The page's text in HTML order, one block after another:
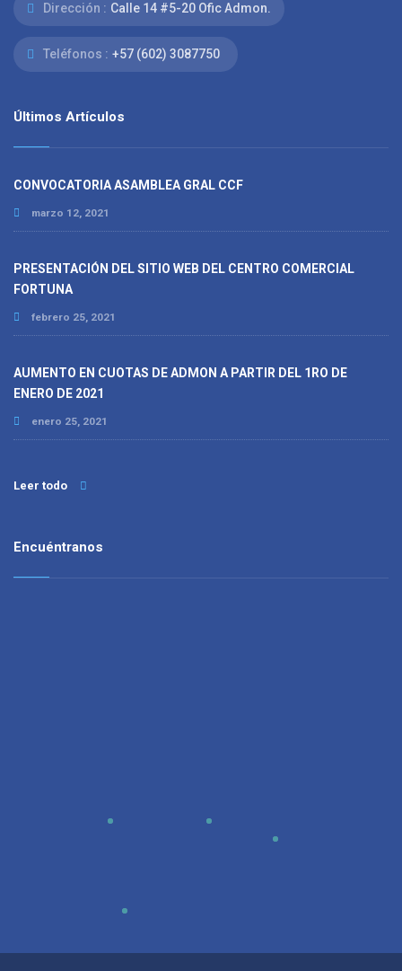
Dirección : Calle 14 #5-20 Ofic Admon.
Teléfonos : +57 (602) 3087750
Últimos Artículos
CONVOCATORIA ASAMBLEA GRAL CCF
marzo 12, 2021
PRESENTACIÓN DEL SITIO WEB DEL CENTRO COMERCIAL
FORTUNA
febrero 25, 2021
AUMENTO EN CUOTAS DE ADMON A PARTIR DEL 1RO DE
ENERO DE 2021
enero 25, 2021
Leer todo
Encuéntranos